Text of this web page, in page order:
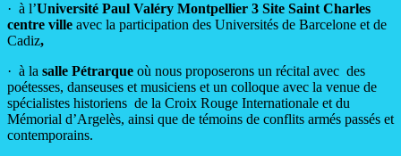
· à l’Université Paul Valéry Montpellier 3 Site Saint Charles
centre ville avec la participation des Universités de Barcelone et de
Cadiz,
· à la salle Pétrarque où nous proposerons un récital avec des
poétesses, danseuses et musiciens et un colloque avec la venue de
spécialistes historiens de la Croix Rouge Internationale et du
Mémorial d’Argelès, ainsi que de témoins de conflits armés passés et
contemporains.